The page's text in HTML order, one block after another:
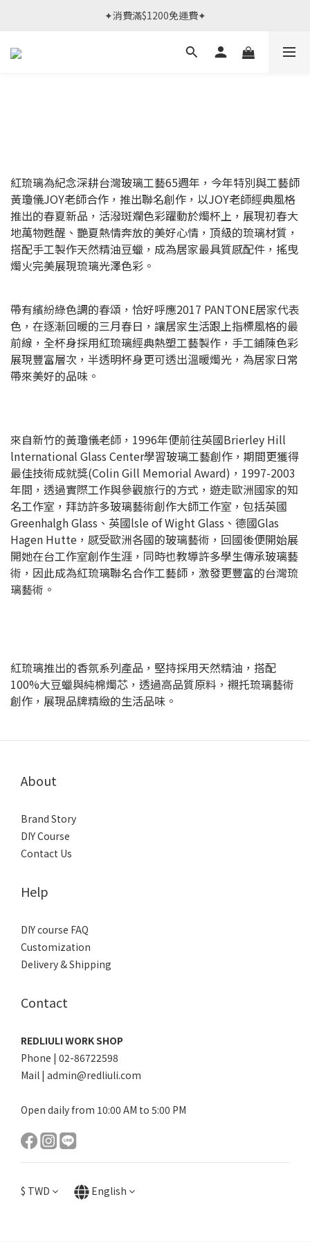
春日限定體驗課 >> 作伙來預約.ᐟ‪‪.ᐟ
✦消費滿$1200免運費✦
春日限定體驗課 >> 作伙來預約.ᐟ‪‪.ᐟ
紅琉璃為紀念深耕台灣玻璃工藝65週年，今年特別與工藝師
黃瓊儀JOY老師合作，推出聯名創作，以JOY老師經典風格
推出的春夏新品，活潑斑斕色彩躍動於燭杯上，展現初春大
地萬物甦醒、艷夏熱情奔放的美好心情，頂級的琉璃材質，
搭配手工製作天然精油豆蠟，成為居家最具質感配件，搖曳
燭火完美展現琉璃光澤色彩。
帶有繽紛綠色調的春頌，恰好呼應2017 PANTONE居家代表
色，在逐漸回暖的三月春日，讓居家生活跟上指標風格的最
前線，全杯身採用紅琉璃經典熱塑工藝製作，手工鋪陳色彩
展現豐富層次，半透明杯身更可透出溫暖燭光，為居家日常
帶來美好的品味。
來自新竹的黃瓊儀老師，1996年便前往英國Brierley Hill
lnternational Glass Center學習玻璃工藝創作，期間更獲得
最佳技術成就獎(Colin Gill Memorial Award)，1997-2003
年間，透過實際工作與參觀旅行的方式，遊走歐洲國家的知
名工作室，拜訪許多玻璃藝術創作大師工作室，包括英國
Greenhalgh Glass、英國lsle of Wight Glass、德國Glas
Hagen Hutte，感受歐洲各國的玻璃藝術，回國後便開始展
開她在台工作室創作生涯，同時也教導許多學生傳承玻璃藝
術，因此成為紅琉璃聯名合作工藝師，激發更豐富的台灣琉
璃藝術。
紅琉璃推出的香氛系列產品，堅持採用天然精油，搭配
100%大豆蠟與純棉燭芯，透過高品質原料，襯托琉璃藝術
創作，展現品牌精緻的生活品味。
About
Brand Story
DIY Course
Contact Us
Help
DIY course FAQ
Customization
Delivery & Shipping
Contact
REDLIULI WORK SHOP
Phone | 02-86722598
Mail | admin@redliuli.com
Open daily from 10:00 AM to 5:00 PM
$ TWD English